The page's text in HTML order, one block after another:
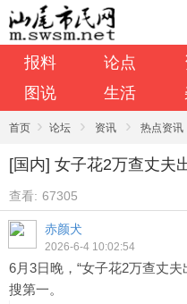
报料 论点
图说
生活
首页 › 论坛 › 资讯 › 热点资讯
[国内] 女子花2万查丈
查看: 67305
赤颜犬
2026-6-4 10:02:54
6月3日晚，“女子花2万查丈
搜第一。